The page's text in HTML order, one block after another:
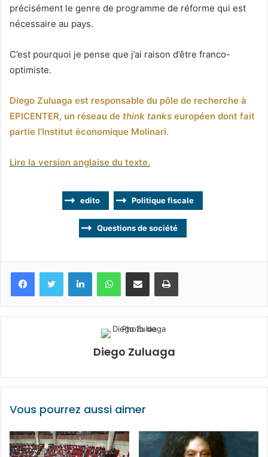
précisément le genre de programme de réforme qui est
nécessaire au pays.
C’est pourquoi je pense que j’ai raison d’être franco-
optimiste.
Diego Zuluaga est responsable du pôle de recherche à
EPICENTER, un réseau de think tanks européen dont fait
partie l’Institut économique Molinari.
Lire la version anglaise du texte.
edito Politique fiscale
Questions de société
FacebookTwitter LinkedinWhatsApp
Partagez par mail Imprimez
Diego Zuluaga
Vous pourrez aussi aimer